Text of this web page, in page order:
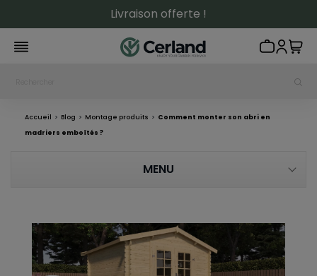
Livraison offerte !
Accueil Blog Montage produits
Comment monter son abri en
madriers emboîtés ?
MENU